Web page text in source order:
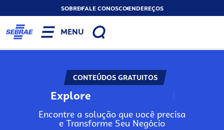
SOBREFALE CONOSCOENDEREÇOS
MENU
CONTEÚDOS GRATUITOS
Explore N
Encontre a solução que você precisa
e Transforme Seu Negócio